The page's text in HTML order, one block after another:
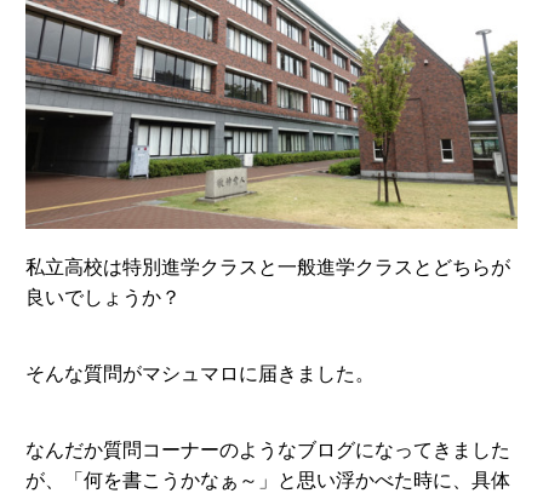
私立高校は特別進学クラスと一般進学クラスとどちらが
良いでしょうか？
そんな質問がマシュマロに届きました。
なんだか質問コーナーのようなブログになってきました
が、「何を書こうかなぁ～」と思い浮かべた時に、具体